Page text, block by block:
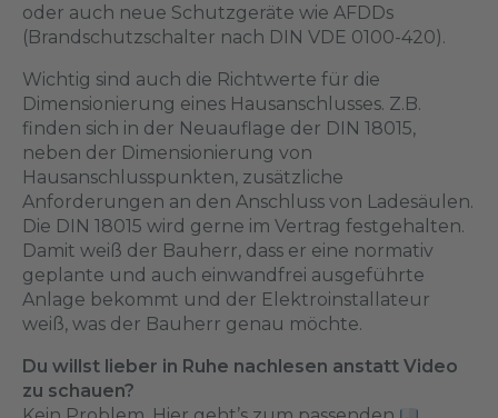
oder auch neue Schutzgeräte wie AFDDs
(Brandschutzschalter nach DIN VDE 0100-420).
Wichtig sind auch die Richtwerte für die
Dimensionierung eines Hausanschlusses. Z.B.
finden sich in der Neuauflage der DIN 18015,
neben der Dimensionierung von
Hausanschlusspunkten, zusätzliche
Anforderungen an den Anschluss von Ladesäulen.
Die DIN 18015 wird gerne im Vertrag festgehalten.
Damit weiß der Bauherr, dass er eine normativ
geplante und auch einwandfrei ausgeführte
Anlage bekommt und der Elektroinstallateur
weiß, was der Bauherr genau möchte.
Du willst lieber in Ruhe nachlesen anstatt Video
zu schauen?